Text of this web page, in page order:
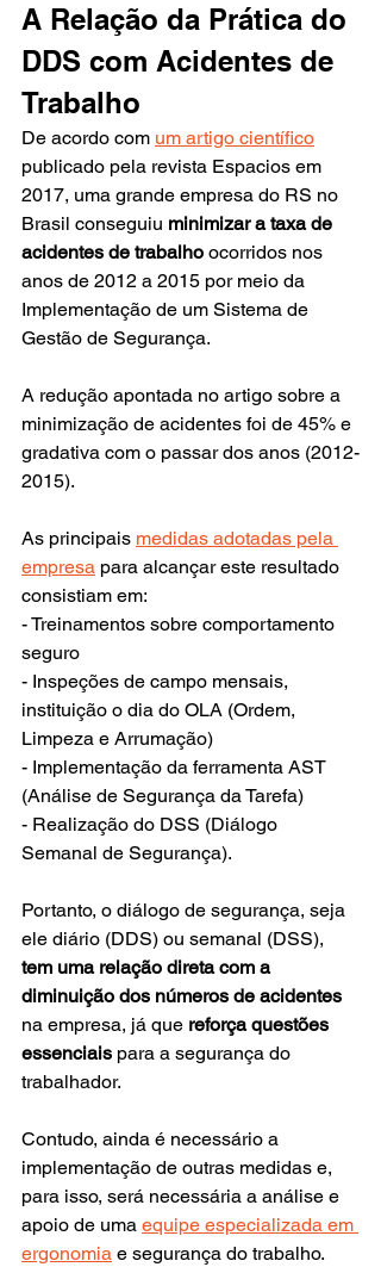
A Relação da Prática do
DDS com Acidentes de
Trabalho
De acordo com um artigo científico
publicado pela revista Espacios em
2017, uma grande empresa do RS no
Brasil conseguiu minimizar a taxa de
acidentes de trabalho ocorridos nos
anos de 2012 a 2015 por meio da
Implementação de um Sistema de
Gestão de Segurança.
A redução apontada no artigo sobre a
minimização de acidentes foi de 45% e
gradativa com o passar dos anos (2012-
2015).
As principais medidas adotadas pela
empresa para alcançar este resultado
consistiam em:
- Treinamentos sobre comportamento
seguro
- Inspeções de campo mensais,
instituição o dia do OLA (Ordem,
Limpeza e Arrumação)
- Implementação da ferramenta AST
(Análise de Segurança da Tarefa)
- Realização do DSS (Diálogo
Semanal de Segurança).
Portanto, o diálogo de segurança, seja
ele diário (DDS) ou semanal (DSS),
tem uma relação direta com a
diminuição dos números de acidentes
na empresa, já que reforça questões
essenciais para a segurança do
trabalhador.
Contudo, ainda é necessário a
implementação de outras medidas e,
para isso, será necessária a análise e
apoio de uma equipe especializada em
ergonomia e segurança do trabalho.